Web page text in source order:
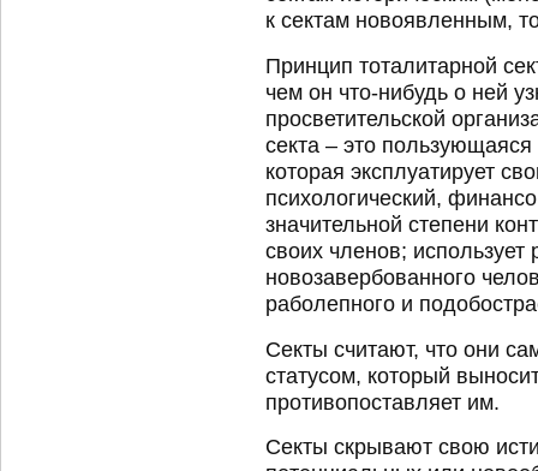
к сектам новоявленным,
Принцип тоталитарной
чем он что-нибудь о ней
просветительской
секта – это
которая эксплуатирует
психологический,
значительной степени
своих членов;
новозавербованного
раболепного и
Секты считают, что они
статусом, который
противопоставляет им.
Секты скрывают свою